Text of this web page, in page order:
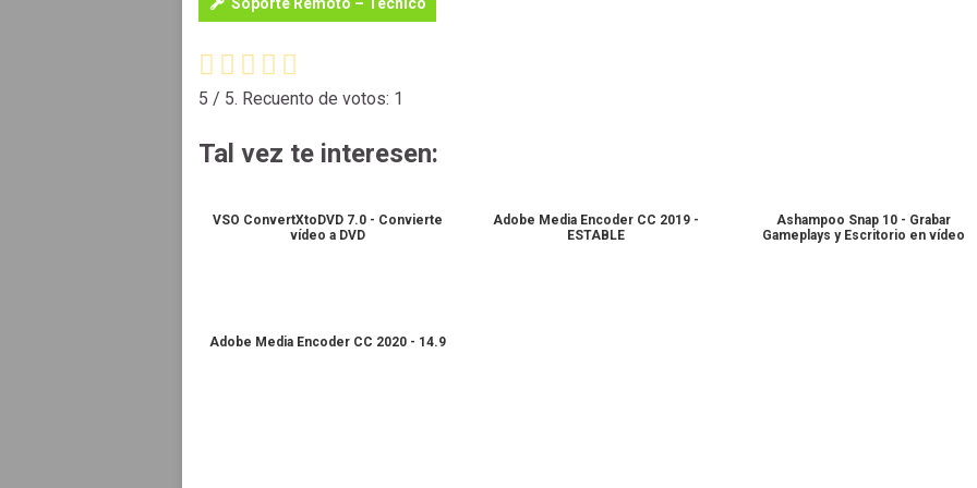
5 / 5. Recuento de votos: 1
Tal vez te interesen:
VSO ConvertXtoDVD 7.0 - Convierte
vídeo a DVD
Adobe Media Encoder CC 2019 -
ESTABLE
Ashampoo Snap 10 - Grabar
Gameplays y Escritorio en vídeo
Adobe Media Encoder CC 2020 - 14.9